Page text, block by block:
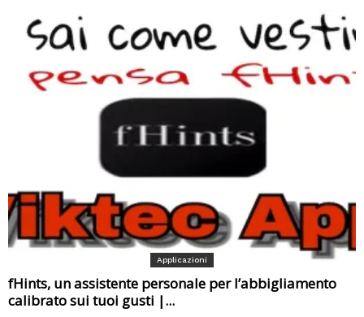
Applicazioni
fHints, un assistente personale per l’abbigliamento
calibrato sui tuoi gusti |...